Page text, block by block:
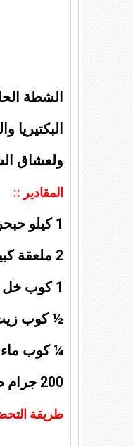
الشطة
ولعشاق
المقادير ::
1 كيلو حبحر (فلفل أحمر) حار
2 ملعقة كبيرة ملح
1 كوب خل
½ كوب
¼ كوب ماء
200 جرام صلصة
طريقة